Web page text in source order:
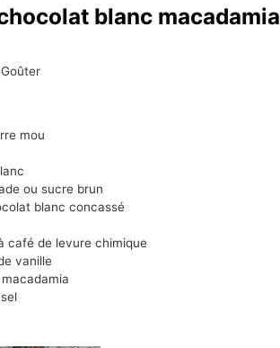
blanc macadamia
mou
ou sucre brun
blanc concassé
café de levure chimique
vanille